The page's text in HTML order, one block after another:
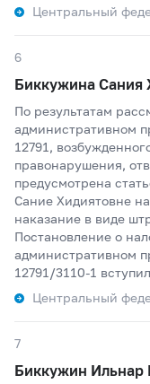
Центральный
6
Биккужина Сания
По результатам
административном
12791,
правонарушения,
предусмотрена
Сание Хидиятовне
наказание в виде
Постановление о
административном
12791/3110-1
Центральный
7
Биккужин Ильнар